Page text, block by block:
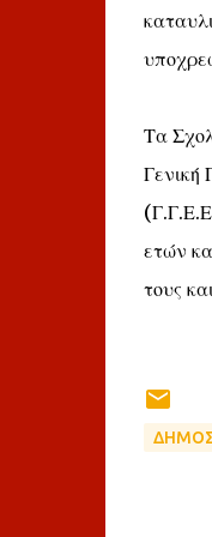
Τα
Γενική
ετών
τους